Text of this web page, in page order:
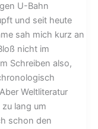
U-Bahn
und seit heute
sah mich kurz an
nicht im
Schreiben also,
Weltliteratur
lang um
schon den